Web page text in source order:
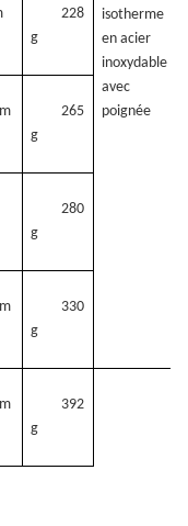
228
g
isotherme
en acier
inoxydable
avec
poignée
265
g
280
g
330
g
392
g